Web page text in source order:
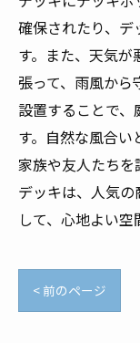
確保されたり、デ
す。また、天気
張って、雨風から
設置することで
す。自然な風合
家族や友人たちを
デッキは、人気
して、心地よい空
< 前のページ